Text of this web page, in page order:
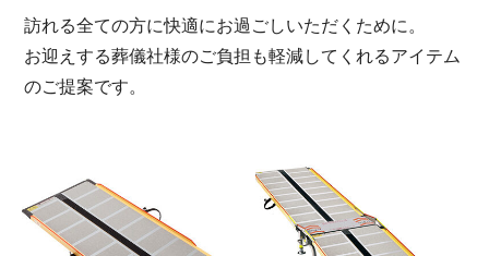
訪れる全ての方に快適にお過ごしいただくために。
お迎えする葬儀社様のご負担も軽減してくれるアイテム
のご提案です。